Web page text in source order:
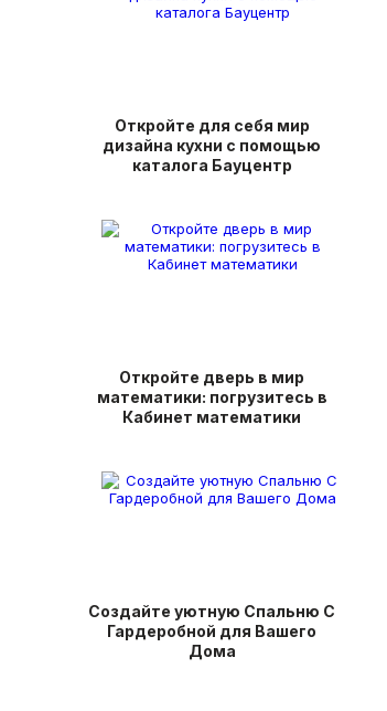
Откройте для себя мир
дизайна кухни с помощью
каталога Бауцентр
Откройте дверь в мир
математики: погрузитесь в
Кабинет математики
Создайте уютную Спальню С
Гардеробной для Вашего
Дома